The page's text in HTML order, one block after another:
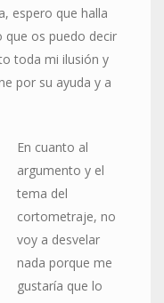
espero que halla
que os puedo decir
toda mi ilusión y
por su ayuda y a
En cuanto al
argumento y el
tema del
cortometraje, no
voy a desvelar
nada porque me
gustaría que lo